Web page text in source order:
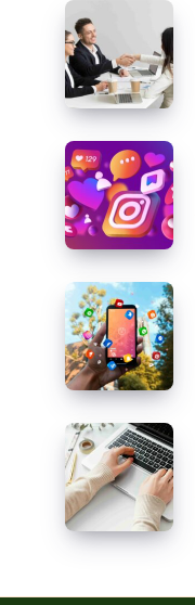
Menavigasi
Revisi
Klien:
Seni
Mengelola
Ekspektasi
Secara
Efektif
Tips
Tetap
Up
to
Date
Mengikuti
Tren
Media
Sosial
di
2025
Postingan
Media
Sosialmu
Kurang
Mendapat
Perhatian?
Ini
Cara
Memperbaiki
Keadaan!
Copywriting
vs
Prompting:
Mana
yang
Penting